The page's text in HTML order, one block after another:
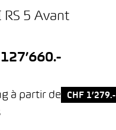
RS 5 Avant
à partir de CHF 1’279.-